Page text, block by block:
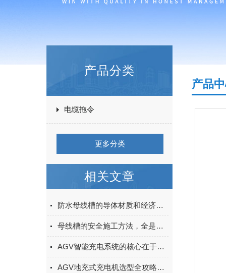
产品分类
电缆拖令
更多分类
相关文章
防水母线槽的导体材质和经济截面的选择
母线槽的安全施工方法，全是干货
AGV智能充电系统的核心在于其智能化的充电策略
AGV地充式充电机选型全攻略：接口、功率、通信协议与适配车型指南
产品